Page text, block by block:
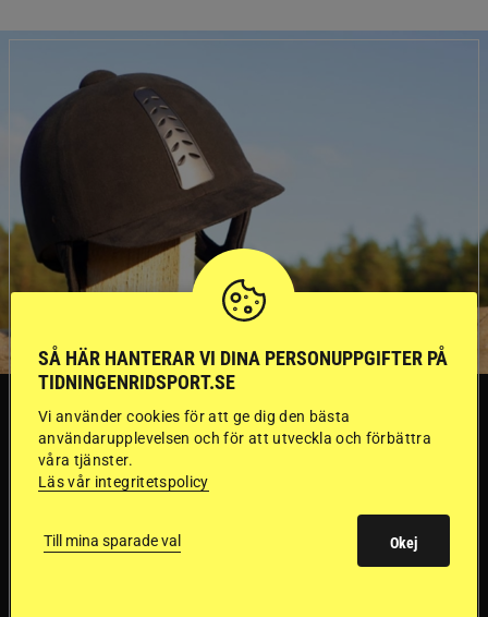
Dyraste
ridhjälmarna blev
SÅ HÄR HANTERAR VI DINA PERSONUPPGIFTER PÅ
TIDNINGENRIDSPORT.SE
Vi använder cookies för att ge dig den bästa
användarupplevelsen och för att utveckla och förbättra
våra tjänster.
Läs vår integritetspolicy
Till mina sparade val Okej